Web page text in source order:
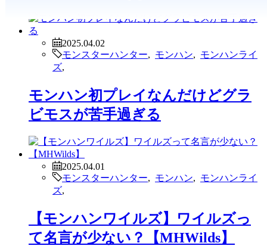
2025.04.02
モンスターハンター
モンハン
モンハンライ
ズ
モンハン初プレイなんだけどグラ
ビモスが苦手過ぎる
2025.04.01
モンスターハンター
モンハン
モンハンライ
ズ
【モンハンワイルズ】ワイルズっ
て名言が少ない？【MHWilds】